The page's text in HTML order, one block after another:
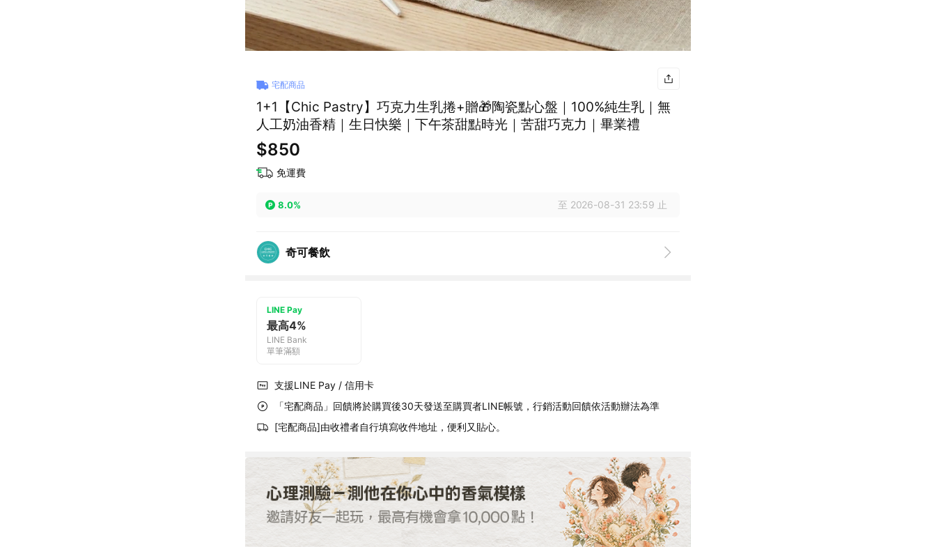
宅配商品
1+1【Chic Pastry】巧克力生乳捲+贈🎁陶瓷點心盤｜100%純生乳｜無
人工奶油香精｜生日快樂｜下午茶甜點時光｜苦甜巧克力｜畢業禮
$850
免運費
8.0% 至 2026-08-31 23:59 止
奇可餐飲
LINE Pay
最高4%
LINE Bank
單筆滿額
支援LINE Pay / 信用卡
「宅配商品」回饋將於購買後30天發送至購買者LINE帳號，行銷活動回饋依活動辦法為準
[宅配商品]由收禮者自行填寫收件地址，便利又貼心。